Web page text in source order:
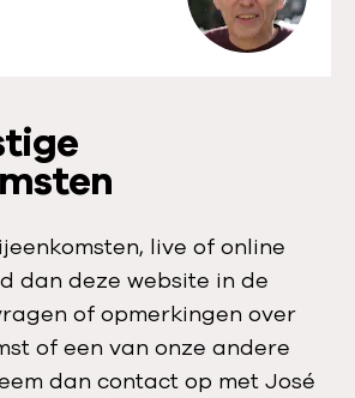
live of online
dan deze website in de
of opmerkingen over
of een van onze andere
dan contact op met José